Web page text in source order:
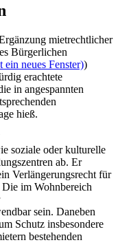
mietrechtlicher
Bürgerlichen
neues Fenster))
erachtete
in angespannten
hieß.
soziale oder kulturelle
ab. Er
Verlängerungsrecht für
im Wohnbereich
sein. Daneben
Schutz insbesondere
bestehenden